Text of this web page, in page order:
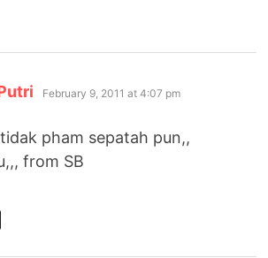
says:
February 9, 2011 at 4:07 pm
pham sepatah pun,,
from SB